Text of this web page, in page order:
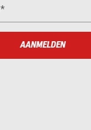
AANMELDEN